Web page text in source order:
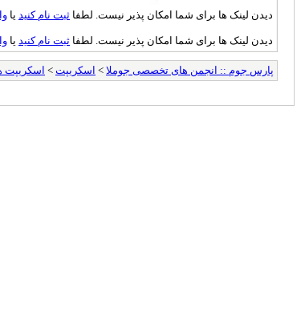
دیدن لینک ها برای شما امکان پذیر نیست. لطفا ثبت نام کنید یا
دیدن لینک ها برای شما امکان پذیر نیست. لطفا ثبت نام کنید یا
پارس جوم :: انجمن های تخصصی جوملا > اسکریپت > اسکریپت